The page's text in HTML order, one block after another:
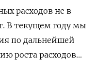
расходов не в
В текущем году мы
по дальнейшей
роста расходов...